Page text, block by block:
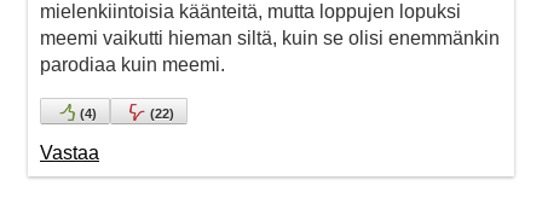
mielenkiintoisia käänteitä, mutta loppujen lopuksi
meemi vaikutti hieman siltä, kuin se olisi enemmänkin
parodiaa kuin meemi.
(4) (22)
Vastaa